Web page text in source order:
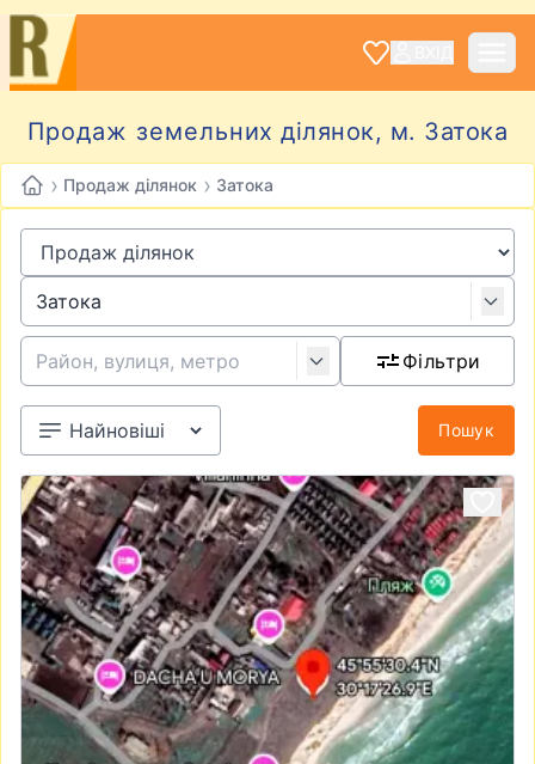
Продаж земельних ділянок, м. Затока
› Продаж ділянок › Затока
Фільтри
Пошук